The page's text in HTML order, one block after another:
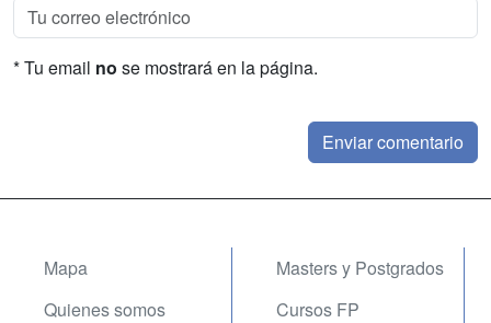
* Tu email no se mostrará en la página.
Mapa
Quienes somos
Masters y Postgrados
Cursos FP